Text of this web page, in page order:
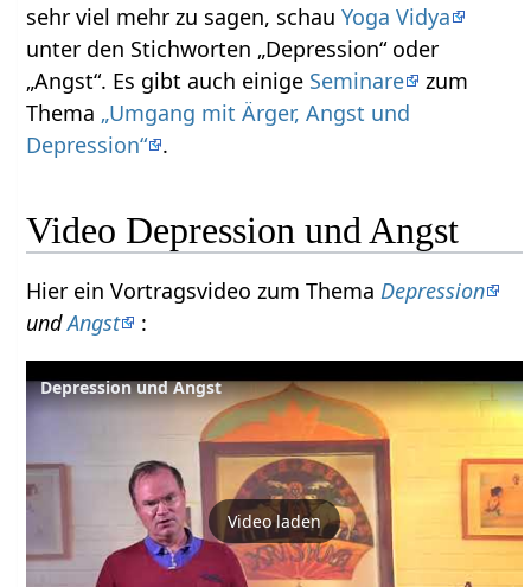
sehr viel mehr zu sagen, schauYoga Vidya
unter den Stichworten „Depression“ oder
„Angst“. Es gibt auch einige Seminare
zum
Thema „Umgang mit Ärger, Angst und
Depression“ .
Video Depression und Angst
Hier ein Vortragsvideo zum ThemaDepression
undAngst :
Depression und Angst
Video laden